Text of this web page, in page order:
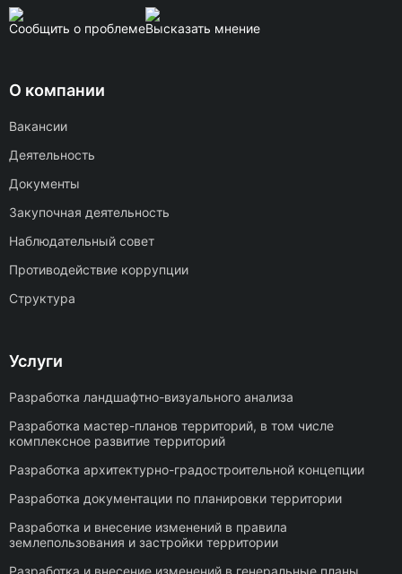
Сообщить о проблемеВысказать мнение
О компании
Вакансии
Деятельность
Документы
Закупочная деятельность
Наблюдательный совет
Противодействие коррупции
Структура
Услуги
Разработка ландшафтно-визуального анализа
Разработка мастер-планов территорий, в том числе
комплексное развитие территорий
Разработка архитектурно-градостроительной концепции
Разработка документации по планировки территории
Разработка и внесение изменений в правила
землепользования и застройки территории
Разработка и внесение изменений в генеральные планы